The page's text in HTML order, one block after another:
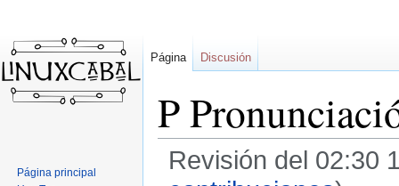
P
Revisión del 02:30
Página Discusión
Página principal